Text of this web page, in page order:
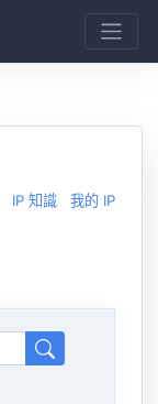
IP 知識 我的 IP